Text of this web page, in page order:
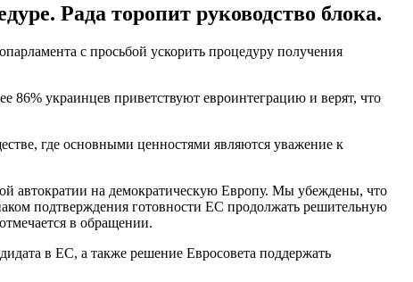
Рада торопит руководство блока.
с просьбой ускорить процедуру получения
украинцев приветствуют евроинтеграцию и верят, что
где основными ценностями являются уважение к
автократии на демократическую Европу. Мы убеждены, что
подтверждения готовности ЕС продолжать решительную
в обращении.
в ЕС, а также решение Евросовета поддержать